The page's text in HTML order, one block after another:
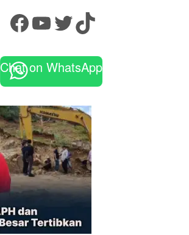
Facebook
YouTube
Twitter
TikTok
Chat on WhatsApp